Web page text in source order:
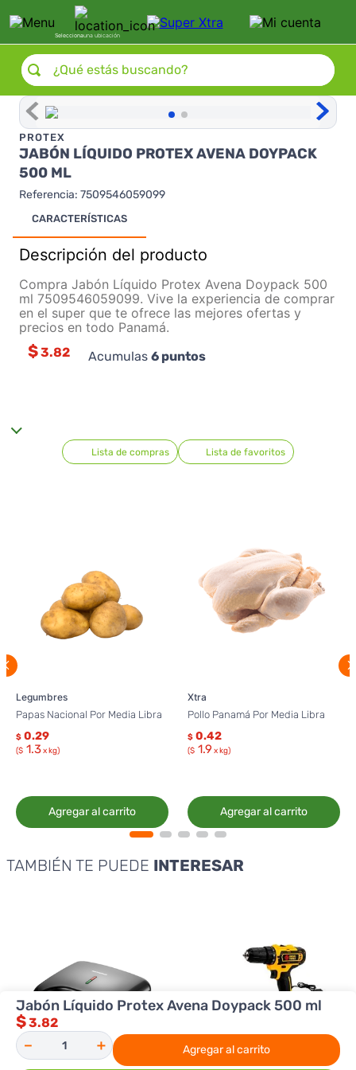
Seleccionauna ubicación
¿Qué estás buscando?
PROTEX
JABÓN LÍQUIDO PROTEX AVENA DOYPACK
500 ML
Referencia: 7509546059099
CARACTERÍSTICAS
Descripción del producto
Compra Jabón Líquido Protex Avena Doypack 500
ml 7509546059099. Vive la experiencia de comprar
en el super que te ofrece las mejores ofertas y
precios en todo Panamá.
$3.82 Acumulas 6puntos
Lista de compras Lista de favoritos
Legumbres
Papas Nacional Por Media Libra
$ 0.29
($ 1.3x kg)
Agregar al carrito
Xtra
Pollo Panamá Por Media Libra
$ 0.42
($ 1.9 x kg)
Agregar al carrito
TAMBIÉN TE PUEDE INTERESAR
Jabón Líquido Protex Avena Doypack 500 ml
$3.82
＋
－ Agregar al carrito